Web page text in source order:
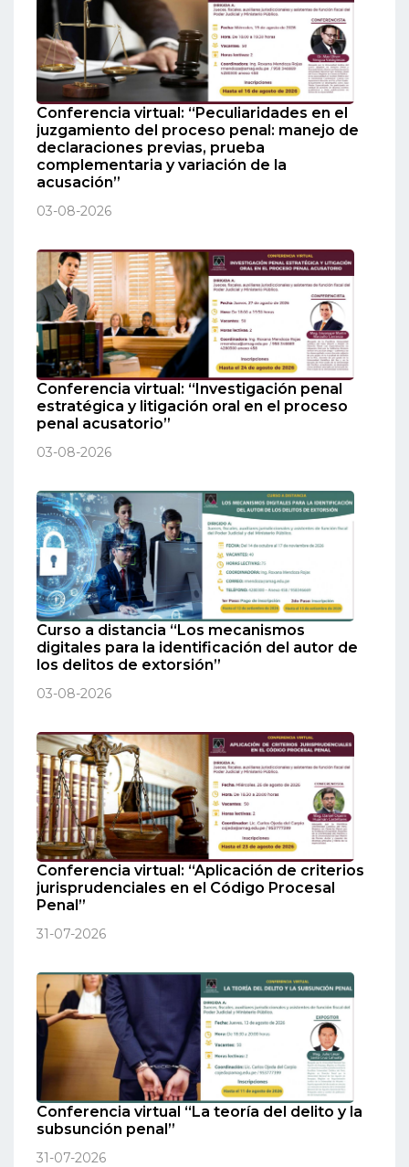
Conferencia virtual: “Peculiaridades en el
juzgamiento del proceso penal: manejo de
declaraciones previas, prueba
complementaria y variación de la
acusación”
03-08-2026
Conferencia virtual: “Investigación penal
estratégica y litigación oral en el proceso
penal acusatorio”
03-08-2026
Curso a distancia “Los mecanismos
digitales para la identificación del autor de
los delitos de extorsión”
03-08-2026
Conferencia virtual: “Aplicación de criterios
jurisprudenciales en el Código Procesal
Penal”
31-07-2026
Conferencia virtual “La teoría del delito y la
subsunción penal”
31-07-2026